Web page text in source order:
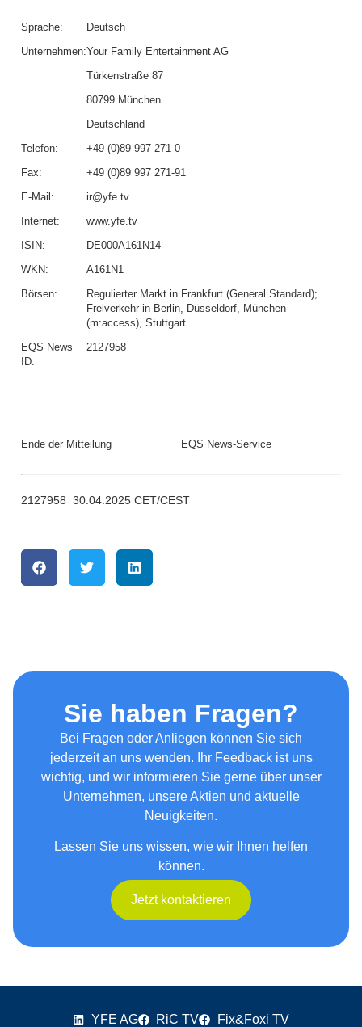
Sprache: Deutsch
Unternehmen:Your Family Entertainment AG
Türkenstraße 87
80799 München
Deutschland
Telefon: +49 (0)89 997 271-0
Fax: +49 (0)89 997 271-91
E-Mail: ir@yfe.tv
Internet: www.yfe.tv
ISIN: DE000A161N14
WKN: A161N1
Börsen:
Regulierter Markt in Frankfurt (General Standard);
Freiverkehr in Berlin, Düsseldorf, München
(m:access), Stuttgart
EQS News
ID:
2127958
Ende der Mitteilung EQS News-Service
2127958 30.04.2025 CET/CEST
Sie haben Fragen?
Bei Fragen oder Anliegen können Sie sich
jederzeit an uns wenden. Ihr Feedback ist uns
wichtig, und wir informieren Sie gerne über unser
Unternehmen, unsere Aktien und aktuelle
Neuigkeiten.
Lassen Sie uns wissen, wie wir Ihnen helfen
können.
Jetzt kontaktieren
YFE AG RiC TV Fix&Foxi TV